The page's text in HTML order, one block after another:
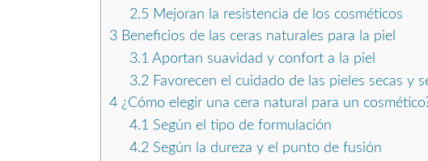
2.5 Mejoran la resistencia de los cosméticos
3 Beneficios de las ceras naturales para la piel
3.1 Aportan suavidad y confort a la piel
3.2 Favorecen el cuidado de las pieles secas y
4 ¿Cómo elegir una cera natural para un
4.1 Según el tipo de formulación
4.2 Según la dureza y el punto de fusión